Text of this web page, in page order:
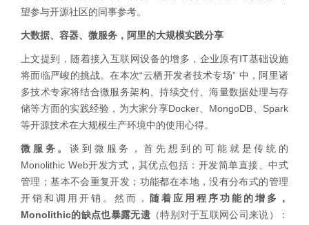
望参与开源社区的同事参考。
大数据、容器、微服务，阿里的大规模实践分享
上文提到，随着接入互联网设备的增多，企业原有IT基础设施
将面临严峻的挑战。在本次“云栖开发者技术专场” 中，阿里诸
多技术专家将结合微服务架构、持续交付、海量数据处理与存
储等方面的实践经验，为大家分享Docker、MongoDB、Spark
等开源技术在大规模生产环境中的使用心得。
微服务。谈到微服务，首先想到的可能就是传统的
Monolithic Web开发方式，其优点包括：开发简单直接、中式
管理；基本不会重复开发；功能都在本地，没有分布式的管理
开销和调用开销。然而，
随着应用程序功能的增多，
Monolithic的缺点也暴露无遗（特别对于互联网公司来说）：